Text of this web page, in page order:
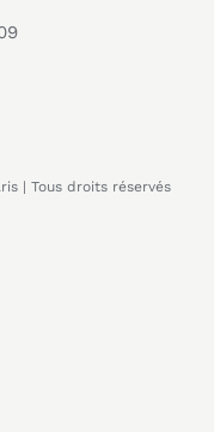
| Tous droits réservés